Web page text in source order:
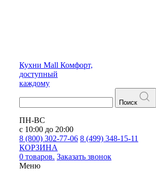
Кухни Mall Комфорт,
доступный
каждому
Поиск
ПН-ВС
с 10:00 до 20:00
8 (800) 302-77-06 8 (499) 348-15-11
КОРЗИНА
0 товаров. Заказать звонок
Меню